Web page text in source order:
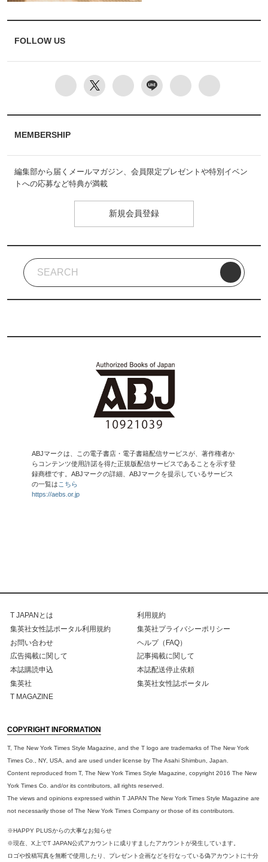
FOLLOW US
MEMBERSHIP
編集部から届くメールマガジン、会員限定プレゼントや特別イベン
トへの応募など特典が満載
新規会員登録
ABJマークは、この電子書店・電子書籍配信サービスが、著作権者か
らコンテンツ使用許諾を得た正規版配信サービスであることを示す登
録商標です。ABJマークの詳細、ABJマークを提示しているサービス
の一覧は こちら
https://aebs.or.jp
T JAPANとは
利用規約
集英社女性誌ポータル利用規約
集英社プライバシーポリシー
お問い合わせ
ヘルプ（FAQ）
広告掲載に関して
記事掲載に関して
本誌購読申込
本誌配送停止依頼
集英社
集英社女性誌ポータル
T MAGAZINE
COPYRIGHT INFORMATION
T, The New York Times Style Magazine, and the T logo are trademarks of The New York
Times Co., NY, USA, and are used under license by The Asahi Shimbun, Japan.
Content reproduced from T, The New York Times Style Magazine, copyright 2016 The New
York Times Co. and/or its contributors, all rights reserved.
The views and opinions expressed within T JAPAN The New York Times Style Magazine are
not necessarily those of The New York Times Company or those of its contributors.
※HAPPY PLUSからの大事なお知らせ
※現在、X上でT JAPAN公式アカウントに成りすましたアカウントが発生しています。
ロゴや投稿写真を無断で使用したり、プレゼント企画などを行なっている偽アカウントに十分